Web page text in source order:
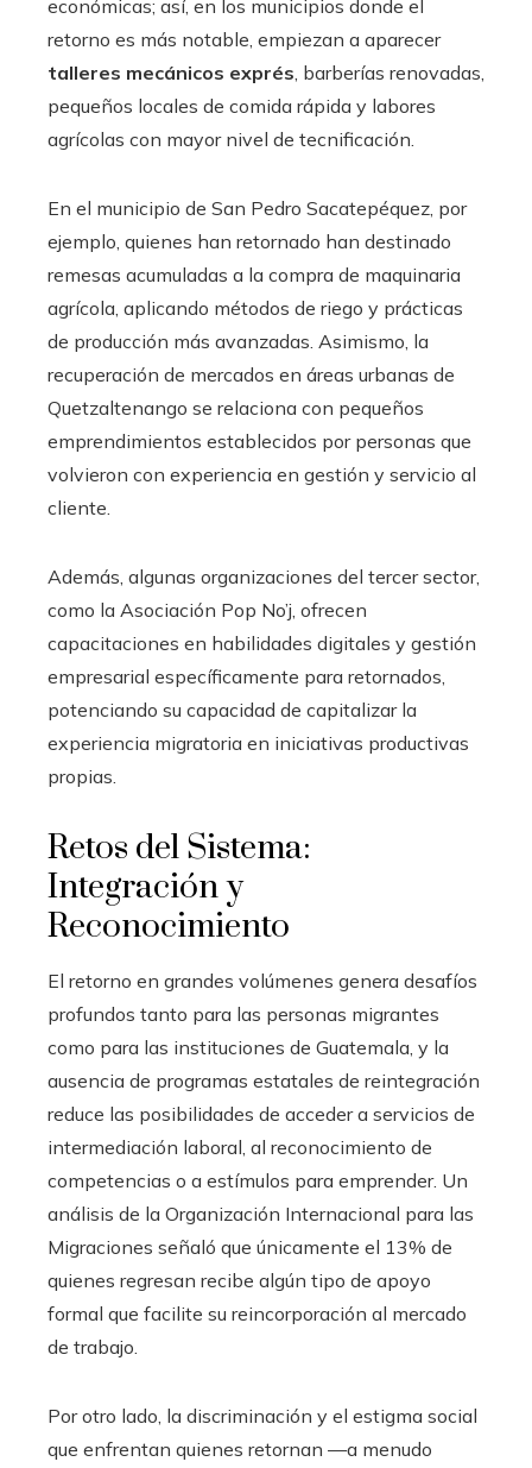
económicas; así, en los municipios donde el
retorno es más notable, empiezan a aparecer
talleres mecánicos exprés , barberías renovadas,
pequeños locales de comida rápida y labores
agrícolas con mayor nivel de tecnificación.
En el municipio de San Pedro Sacatepéquez, por
ejemplo, quienes han retornado han destinado
remesas acumuladas a la compra de maquinaria
agrícola, aplicando métodos de riego y prácticas
de producción más avanzadas. Asimismo, la
recuperación de mercados en áreas urbanas de
Quetzaltenango se relaciona con pequeños
emprendimientos establecidos por personas que
volvieron con experiencia en gestión y servicio al
cliente.
Además, algunas organizaciones del tercer sector,
como la Asociación Pop No’j, ofrecen
capacitaciones en habilidades digitales y gestión
empresarial específicamente para retornados,
potenciando su capacidad de capitalizar la
experiencia migratoria en iniciativas productivas
propias.
Retos del Sistema:
Integración y
Reconocimiento
El retorno en grandes volúmenes genera desafíos
profundos tanto para las personas migrantes
como para las instituciones de Guatemala, y la
ausencia de programas estatales de reintegración
reduce las posibilidades de acceder a servicios de
intermediación laboral, al reconocimiento de
competencias o a estímulos para emprender. Un
análisis de la Organización Internacional para las
Migraciones señaló que únicamente el 13% de
quienes regresan recibe algún tipo de apoyo
formal que facilite su reincorporación al mercado
de trabajo.
Por otro lado, la discriminación y el estigma social
que enfrentan quienes retornan —a menudo